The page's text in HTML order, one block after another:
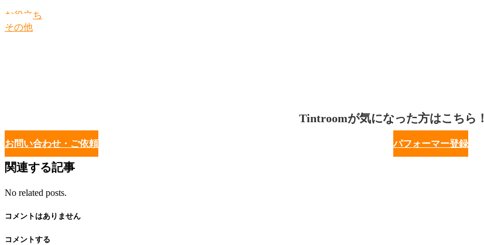
お役立ち
その他
Tintroomが気になった方はこちら！
お問い合わせ・ご依頼 パフォーマー登録
関連する記事
No related posts.
コメントはありません
コメントする